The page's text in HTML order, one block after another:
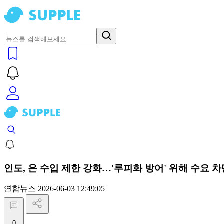
인도, 은 수입 제한 강화…'루피화 방어' 위해 수요 차
연합뉴스 2026-06-03 12:49:05